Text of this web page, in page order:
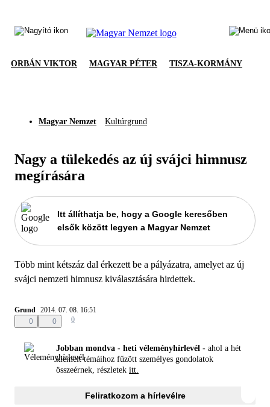
ORBÁN VIKTOR MAGYAR PÉTER TISZA-KORMÁNY
Magyar Nemzet Kultúrgrund
Nagy a tülekedés az új svájci himnusz
megírására
Itt állíthatja be, hogy a Google keresőben
elsők között legyen a Magyar Nemzet
Több mint kétszáz dal érkezett be a pályázatra, amelyet az új
svájci nemzeti himnusz kiválasztására hirdettek.
Grund 2014. 07. 08. 16:51
0
0 0
Jobban mondva - heti véleményhírlevél - ahol a hét
kiemelt témáihoz fűzött személyes gondolatok
összeérnek, részletek itt.
Feliratkozom a hírlevélre